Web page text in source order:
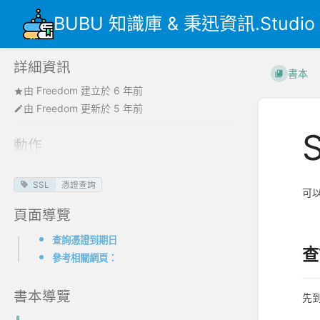
BUBU 知識庫 & 秉迅資訊.Studio
詳細資訊
由 Freedom 建立於 6 年前
由 Freedom 更新於 5 年前
動作
SSL 憑證查詢
頁面導覽
查詢憑證到期日
參考相關網頁：
書本導覽
書本
可
先